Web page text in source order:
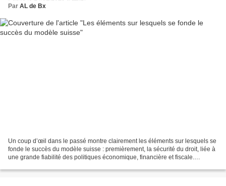
Par AL de Bx
Un coup d’œil dans le passé montre clairement les éléments sur lesquels se
fonde le succès du modèle suisse : premièrement, la sécurité du droit, liée à
une grande fiabilité des politiques économique, financière et fiscale.